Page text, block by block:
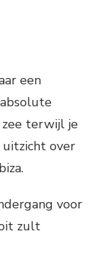
een
zee terwijl je
uitzicht over
voor
zult